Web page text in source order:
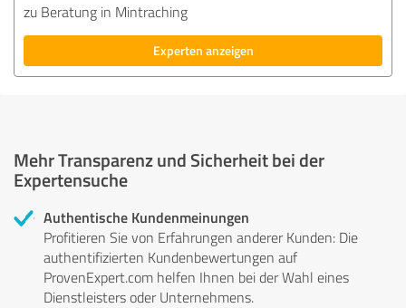
zu Beratung in Mintraching
Experten anzeigen
Mehr Transparenz und Sicherheit bei der
Expertensuche
Authentische Kundenmeinungen
Profitieren Sie von Erfahrungen anderer Kunden: Die
authentifizierten Kundenbewertungen auf
ProvenExpert.com helfen Ihnen bei der Wahl eines
Dienstleisters oder Unternehmens.